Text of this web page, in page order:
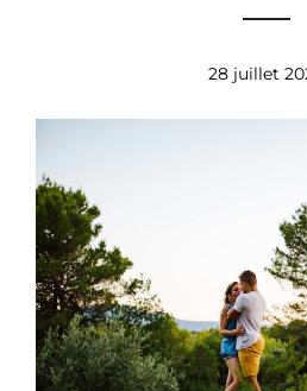
28 juillet